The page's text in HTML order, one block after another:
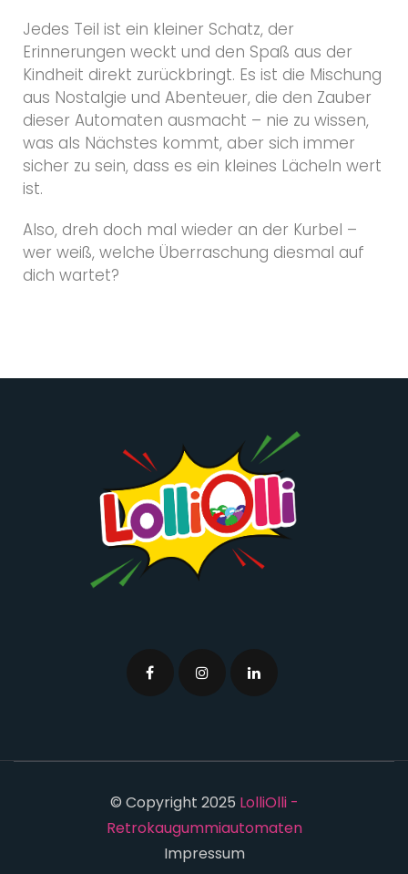
Jedes Teil ist ein kleiner Schatz, der
Erinnerungen weckt und den Spaß aus der
Kindheit direkt zurückbringt. Es ist die Mischung
aus Nostalgie und Abenteuer, die den Zauber
dieser Automaten ausmacht – nie zu wissen,
was als Nächstes kommt, aber sich immer
sicher zu sein, dass es ein kleines Lächeln wert
ist.
Also, dreh doch mal wieder an der Kurbel –
wer weiß, welche Überraschung diesmal auf
dich wartet?
© Copyright 2025 LolliOlli -
Retrokaugummiautomaten
Impressum